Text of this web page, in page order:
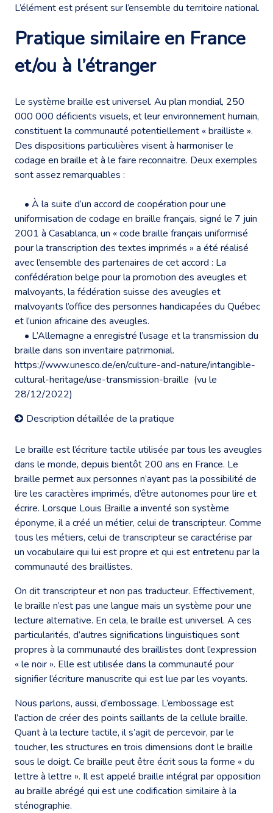
L’élément est présent sur l’ensemble du territoire national.
Pratique similaire en France
et/ou à l’étranger
Le système braille est universel. Au plan mondial, 250
000 000 déficients visuels, et leur environnement humain,
constituent la communauté potentiellement « brailliste ».
Des dispositions particulières visent à harmoniser le
codage en braille et à le faire reconnaitre. Deux exemples
sont assez remarquables :
• À la suite d’un accord de coopération pour une
uniformisation de codage en braille français, signé le 7 juin
2001 à Casablanca, un « code braille français uniformisé
pour la transcription des textes imprimés » a été réalisé
avec l’ensemble des partenaires de cet accord : La
confédération belge pour la promotion des aveugles et
malvoyants, la fédération suisse des aveugles et
malvoyants l’office des personnes handicapées du Québec
et l’union africaine des aveugles.
• L’Allemagne a enregistré l’usage et la transmission du
braille dans son inventaire patrimonial.
https://www.unesco.de/en/culture-and-nature/intangible-
cultural-heritage/use-transmission-braille (vu le
28/12/2022)
Description détaillée de la pratique
Le braille est l’écriture tactile utilisée par tous les aveugles
dans le monde, depuis bientôt 200 ans en France. Le
braille permet aux personnes n’ayant pas la possibilité de
lire les caractères imprimés, d’être autonomes pour lire et
écrire. Lorsque Louis Braille a inventé son système
éponyme, il a créé un métier, celui de transcripteur. Comme
tous les métiers, celui de transcripteur se caractérise par
un vocabulaire qui lui est propre et qui est entretenu par la
communauté des braillistes.
On dit transcripteur et non pas traducteur. Effectivement,
le braille n’est pas une langue mais un système pour une
lecture alternative. En cela, le braille est universel. A ces
particularités, d’autres significations linguistiques sont
propres à la communauté des braillistes dont l’expression
« le noir ». Elle est utilisée dans la communauté pour
signifier l’écriture manuscrite qui est lue par les voyants.
Nous parlons, aussi, d’embossage. L’embossage est
l’action de créer des points saillants de la cellule braille.
Quant à la lecture tactile, il s’agit de percevoir, par le
toucher, les structures en trois dimensions dont le braille
sous le doigt. Ce braille peut être écrit sous la forme « du
lettre à lettre ». Il est appelé braille intégral par opposition
au braille abrégé qui est une codification similaire à la
sténographie.